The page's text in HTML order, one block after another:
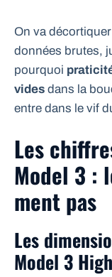
On va
données brutes,
pourquoi
vides dans la
entre dans le vif
Les
Model 3 :
ment pas
Les
Model 3